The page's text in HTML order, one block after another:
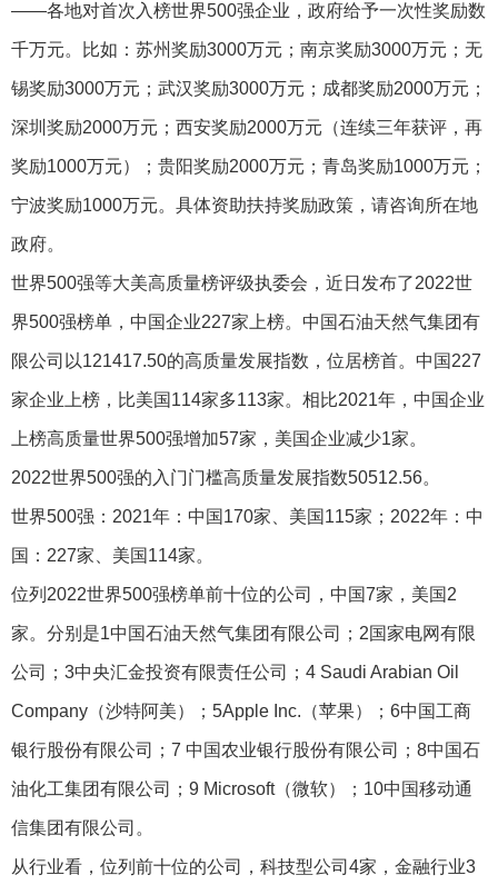
——各地对首次入榜世界500强企业，政府给予一次性奖励数
千万元。比如：苏州奖励3000万元；南京奖励3000万元；无
锡奖励3000万元；武汉奖励3000万元；成都奖励2000万元；
深圳奖励2000万元；西安奖励2000万元（连续三年获评，再
奖励1000万元）；贵阳奖励2000万元；青岛奖励1000万元；
宁波奖励1000万元。具体资助扶持奖励政策，请咨询所在地
政府。
世界500强等大美高质量榜评级执委会，近日发布了2022世
界500强榜单，中国企业227家上榜。中国石油天然气集团有
限公司以121417.50的高质量发展指数，位居榜首。中国227
家企业上榜，比美国114家多113家。相比2021年，中国企业
上榜高质量世界500强增加57家，美国企业减少1家。
2022世界500强的入门门槛高质量发展指数50512.56。
世界500强：2021年：中国170家、美国115家；2022年：中
国：227家、美国114家。
位列2022世界500强榜单前十位的公司，中国7家，美国2
家。分别是1中国石油天然气集团有限公司；2国家电网有限
公司；3中央汇金投资有限责任公司；4 Saudi Arabian Oil
Company（沙特阿美）；5Apple Inc.（苹果）；6中国工商
银行股份有限公司；7 中国农业银行股份有限公司；8中国石
油化工集团有限公司；9 Microsoft（微软）；10中国移动通
信集团有限公司。
从行业看，位列前十位的公司，科技型公司4家，金融行业3